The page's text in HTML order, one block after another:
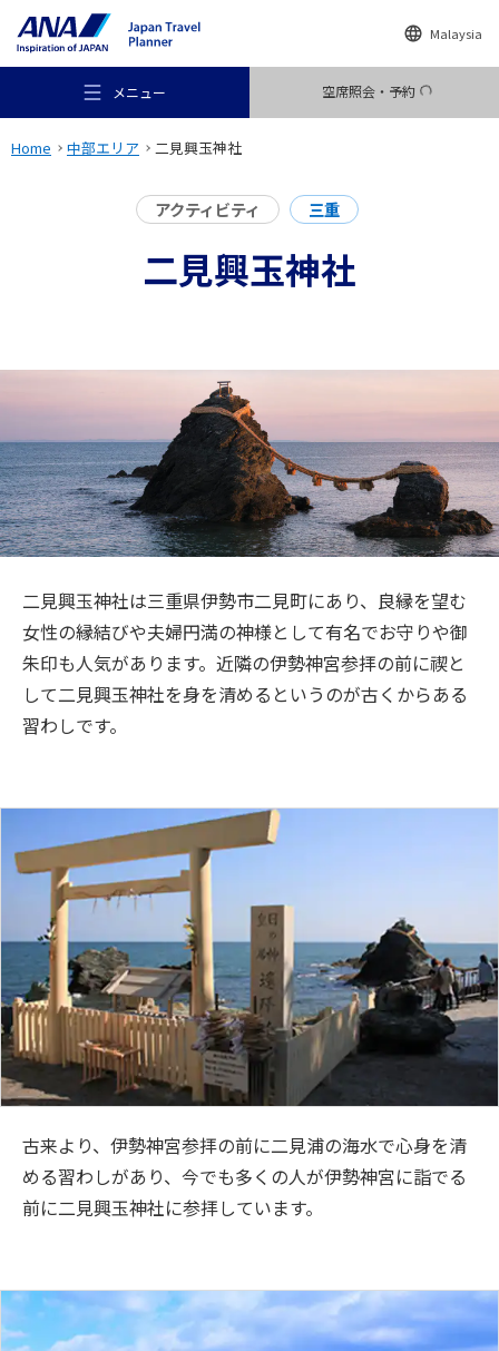
Malaysia
メニュー 空席照会・予約
おすすめの旅
旅のお役立ち情報
閉じる
Home 中部エリア 二見興玉神社
アクティビティ 三重
二見興玉神社
二見興玉神社は三重県伊勢市二見町にあり、良縁を望む
女性の縁結びや夫婦円満の神様として有名でお守りや御
朱印も人気があります。近隣の伊勢神宮参拝の前に禊と
して二見興玉神社を身を清めるというのが古くからある
習わしです。
古来より、伊勢神宮参拝の前に二見浦の海水で心身を清
める習わしがあり、今でも多くの人が伊勢神宮に詣でる
前に二見興玉神社に参拝しています。